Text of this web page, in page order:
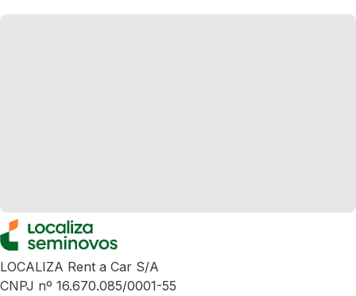
LOCALIZA Rent a Car S/A
CNPJ nº 16.670.085/0001-55